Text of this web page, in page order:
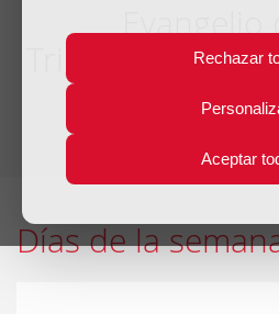
Rechazar
Aceptar
Evangelio
Trigésima
Ordinario -
Días de la